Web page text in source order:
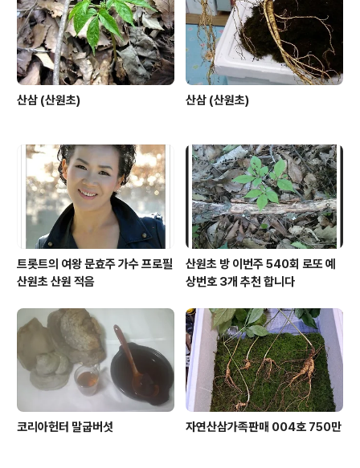
산삼 (산원초) 산삼 (산원초)
트롯트의 여왕 문효주 가수 프로필
산원초 산원 적음
산원초 방 이번주 540회 로또 예
상번호 3개 추천 합니다
코리아헌터 말굽버섯 자연산삼가족판매 004호 750만